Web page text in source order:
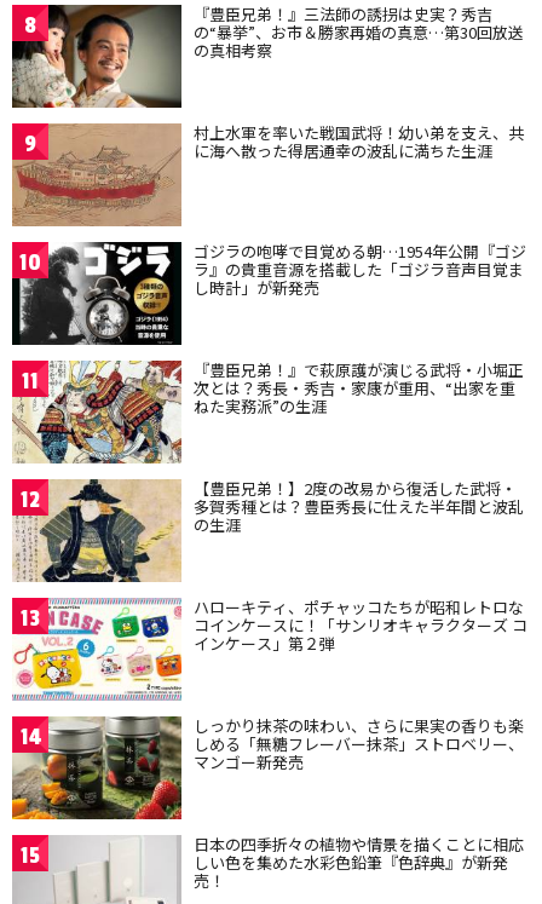
8 『豊臣兄弟！』三法師の誘拐は史実？秀吉
の“暴挙”、お市＆勝家再婚の真意…第30回放送
の真相考察
9 村上水軍を率いた戦国武将！幼い弟を支え、共
に海へ散った得居通幸の波乱に満ちた生涯
10 ゴジラの咆哮で目覚める朝…1954年公開『ゴジ
ラ』の貴重音源を搭載した「ゴジラ音声目覚ま
し時計」が新発売
11 『豊臣兄弟！』で萩原護が演じる武将・小堀正
次とは？秀長・秀吉・家康が重用、“出家を重
ねた実務派”の生涯
12 【豊臣兄弟！】2度の改易から復活した武将・
多賀秀種とは？豊臣秀長に仕えた半年間と波乱
の生涯
13 ハローキティ、ポチャッコたちが昭和レトロな
コインケースに！「サンリオキャラクターズ コ
インケース」第２弾
14 しっかり抹茶の味わい、さらに果実の香りも楽
しめる「無糖フレーバー抹茶」ストロベリー、
マンゴー新発売
15 日本の四季折々の植物や情景を描くことに相応
しい色を集めた水彩色鉛筆『色辞典』が新発
売！